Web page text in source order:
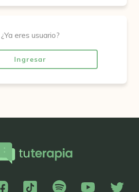
¿Ya eres usuario?
Ingresar